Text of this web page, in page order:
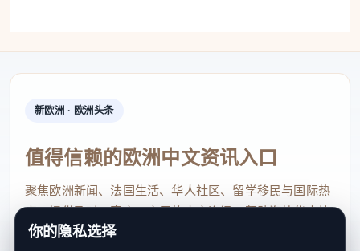
新欧洲 · 欧洲头条
值得信赖的欧洲中文资讯入口
聚焦欧洲新闻、法国生活、华人社区、留学移民与国际热
点，提供及时、真实、实用的中文资讯，帮助海外华人快
速了解欧洲动态。
你的隐私选择